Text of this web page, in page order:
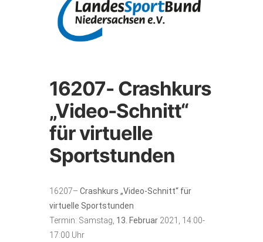
16207- Crashkurs
„Video-Schnitt“
für virtuelle
Sportstunden
16207– Crashkurs „Video-Schnitt“ für
virtuelle Sportstunden
Termin: Samstag, 13. Februar 2021, 14:00-
17:00 Uhr